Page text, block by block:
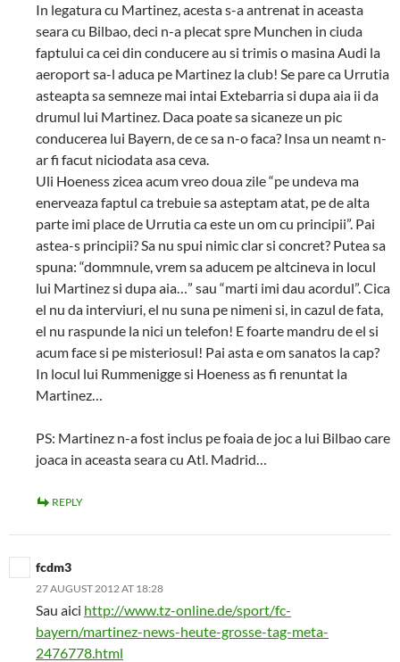
In legatura cu Martinez, acesta s-a antrenat in aceasta
seara cu Bilbao, deci n-a plecat spre Munchen in ciuda
faptului ca cei din conducere au si trimis o masina Audi la
aeroport sa-l aduca pe Martinez la club! Se pare ca Urrutia
asteapta sa semneze mai intai Extebarria si dupa aia ii da
drumul lui Martinez. Daca poate sa sicaneze un pic
conducerea lui Bayern, de ce sa n-o faca? Insa un neamt n-
ar fi facut niciodata asa ceva.
Uli Hoeness zicea acum vreo doua zile “pe undeva ma
enerveaza faptul ca trebuie sa asteptam atat, pe de alta
parte imi place de Urrutia ca este un om cu principii”. Pai
astea-s principii? Sa nu spui nimic clar si concret? Putea sa
spuna: “dommnule, vrem sa aducem pe altcineva in locul
lui Martinez si dupa aia…” sau “marti imi dau acordul”. Cica
el nu da interviuri, el nu suna pe nimeni si, in cazul de fata,
el nu raspunde la nici un telefon! E foarte mandru de el si
acum face si pe misteriosul! Pai asta e om sanatos la cap?
In locul lui Rummenigge si Hoeness as fi renuntat la
Martinez…
PS: Martinez n-a fost inclus pe foaia de joc a lui Bilbao care
joaca in aceasta seara cu Atl. Madrid…
REPLY
fcdm3
27 AUGUST 2012 AT 18:28
Sau aici http://www.tz-online.de/sport/fc-
bayern/martinez-news-heute-grosse-tag-meta-
2476778.html